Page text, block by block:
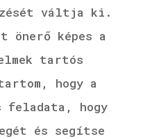
váltja ki.
önerő képes a
tartós
hogy a
feladata, hogy
és segítse